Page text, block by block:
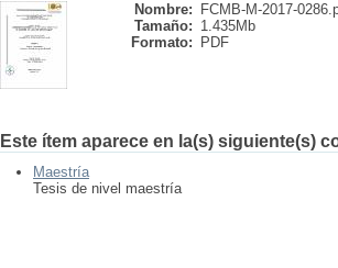
Nombre:
FCMB-M-2017-
Tamaño: 1.435Mb
Formato:
PDF
Este ítem aparece en la(s) siguiente(s)
Maestría
Tesis de nivel maestría